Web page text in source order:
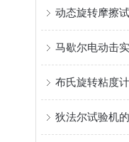
布氏旋转粘度
狄法尔试验机